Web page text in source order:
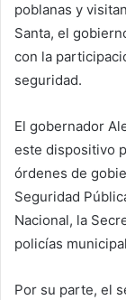
poblanas y
Santa, el
con la
seguridad.
El gobernador
este dispositivo
órdenes de
Seguridad
Nacional, la
policías
Por su parte, el